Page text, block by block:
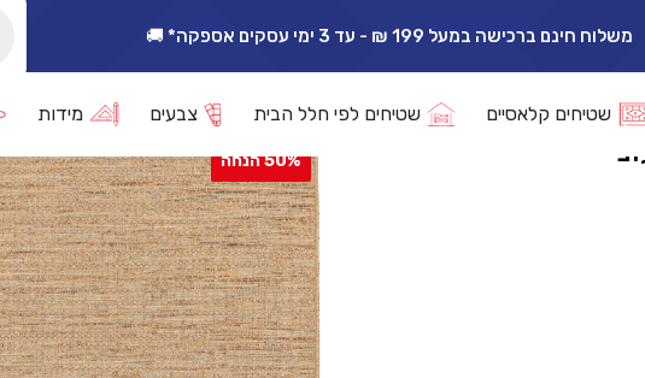
אפשרות החזרה/החלפה עד 14 ימי עסקים 🔁
שטיחים קלאסיים שטיחים לפי חלל הבית צבעים מידות
50% הנחה